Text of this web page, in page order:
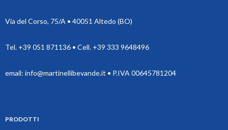
Via del Corso, 75/A • 40051 Altedo (BO)
Tel. +39 051 871136 • Cell. +39 333 9648496
email: info@martinellibevande.it • P.IVA 00645781204
PRODOTTI